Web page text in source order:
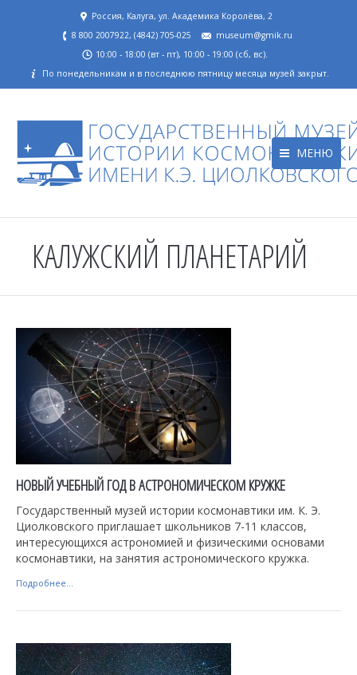
Россия, Калуга, ул. Академика Королёва, 2
8 800 2007922, (4842) 705-025
museum@gmik.ru
10:00 - 18:00 (вт - пт), 10:00 - 19:00 (сб, вс).
По понедельникам и в последнюю пятницу месяца музей закрыт.
МЕНЮ
КАЛУЖСКИЙ ПЛАНЕТАРИЙ
НОВЫЙ УЧЕБНЫЙ ГОД В АСТРОНОМИЧЕСКОМ КРУЖКЕ
Государственный музей истории космонавтики им. К. Э.
Циолковского приглашает школьников 7-11 классов,
интересующихся астрономией и физическими основами
космонавтики, на занятия астрономического кружка.
Подробнее...